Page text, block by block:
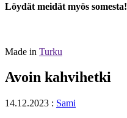
Löydät meidät myös somesta!
Made in Turku
Avoin kahvihetki
14.12.2023 : Sami